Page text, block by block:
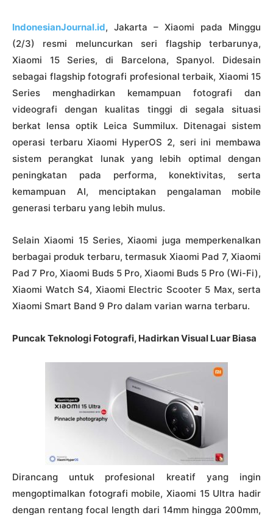
IndonesianJournal.id, Jakarta – Xiaomi pada Minggu
(2/3) resmi meluncurkan seri flagship terbarunya,
Xiaomi 15 Series, di Barcelona, Spanyol. Didesain
sebagai flagship fotografi profesional terbaik, Xiaomi 15
Series menghadirkan kemampuan fotografi dan
videografi dengan kualitas tinggi di segala situasi
berkat lensa optik Leica Summilux. Ditenagai sistem
operasi terbaru Xiaomi HyperOS 2, seri ini membawa
sistem perangkat lunak yang lebih optimal dengan
peningkatan pada performa, konektivitas, serta
kemampuan AI, menciptakan pengalaman mobile
generasi terbaru yang lebih mulus.
Selain Xiaomi 15 Series, Xiaomi juga memperkenalkan
berbagai produk terbaru, termasuk Xiaomi Pad 7, Xiaomi
Pad 7 Pro, Xiaomi Buds 5 Pro, Xiaomi Buds 5 Pro (Wi-Fi),
Xiaomi Watch S4, Xiaomi Electric Scooter 5 Max, serta
Xiaomi Smart Band 9 Pro dalam varian warna terbaru.
Puncak Teknologi Fotografi, Hadirkan Visual Luar Biasa
Dirancang untuk profesional kreatif yang ingin
mengoptimalkan fotografi mobile, Xiaomi 15 Ultra hadir
dengan rentang focal length dari 14mm hingga 200mm,